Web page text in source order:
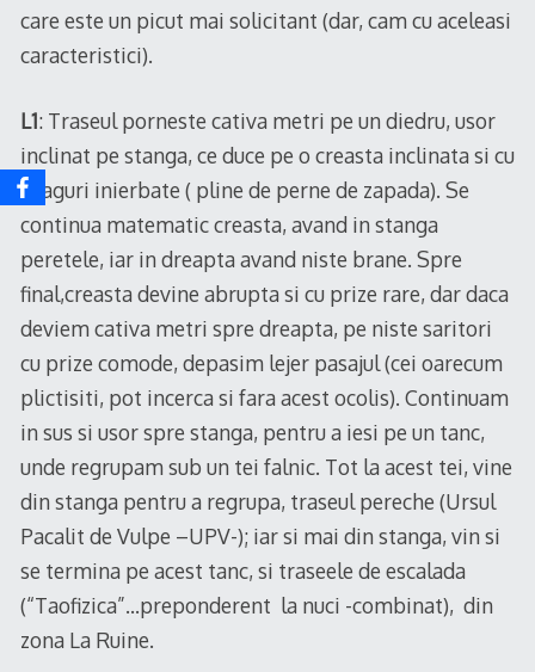
care este un picut mai solicitant (dar, cam cu aceleasi
caracteristici).
L1: Traseul porneste cativa metri pe un diedru, usor
inclinat pe stanga, ce duce pe o creasta inclinata si cu
praguri inierbate ( pline de perne de zapada). Se
continua matematic creasta, avand in stanga
peretele, iar in dreapta avand niste brane. Spre
final,creasta devine abrupta si cu prize rare, dar daca
deviem cativa metri spre dreapta, pe niste saritori
cu prize comode, depasim lejer pasajul (cei oarecum
plictisiti, pot incerca si fara acest ocolis). Continuam
in sus si usor spre stanga, pentru a iesi pe un tanc,
unde regrupam sub un tei falnic. Tot la acest tei, vine
din stanga pentru a regrupa, traseul pereche (Ursul
Pacalit de Vulpe –UPV-); iar si mai din stanga, vin si
se termina pe acest tanc, si traseele de escalada
(“Taofizica”…preponderent la nuci -combinat), din
zona La Ruine.